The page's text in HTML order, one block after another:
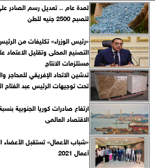
لمدة عام .. تعديل رسم الصادر
لتصبح 2500 جنيه للطن
«رئيس الوزراء» تكليفات من
التصنيع المحلى وتقليل الاعتماد
مستلزمات الانتاج
تدشين الاتحاد الإفريقي للمحاجر
تحت توجيهات الرئيس عبد الفتاح
الاقتصاد العالمى
«شباب الأعمال» تستقبل الأعضاء
أعمال 2021